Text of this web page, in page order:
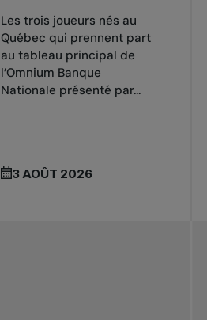
Les trois joueurs nés au
Québec qui prennent part
au tableau principal de
l’Omnium Banque
Nationale présenté par...
3 AOÛT 2026